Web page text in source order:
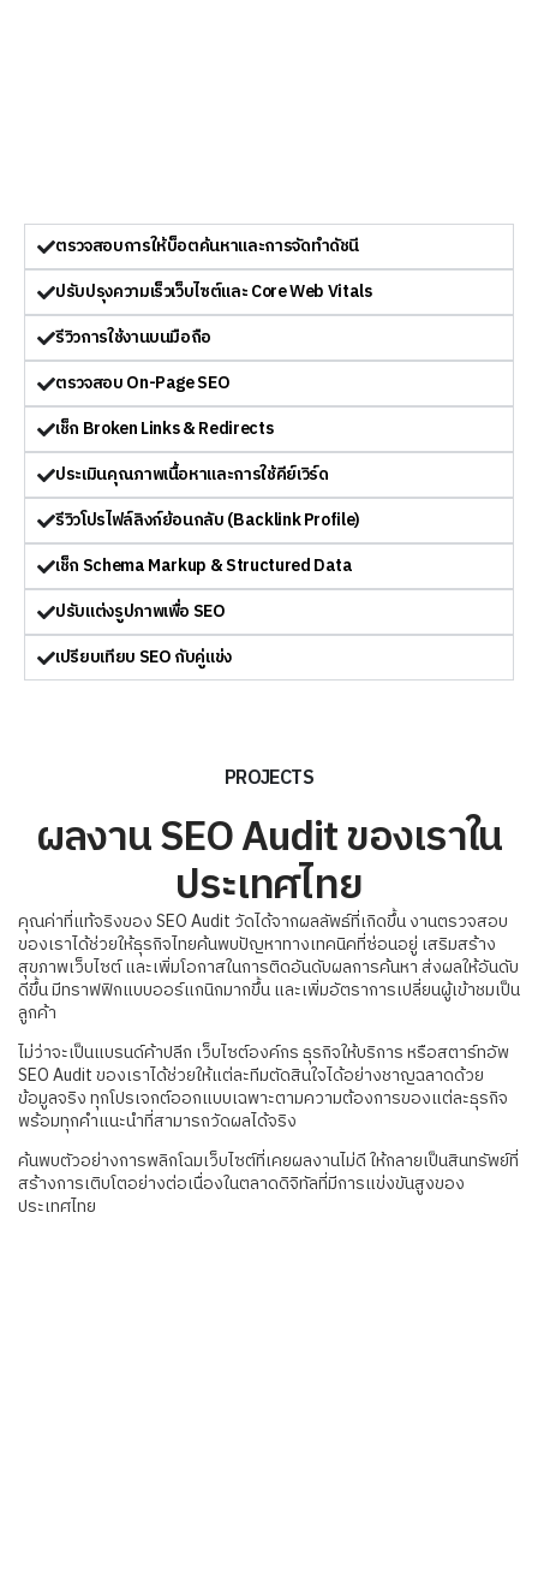
ตรวจสอบการให้บ็อตค้นหาและการจัดทำดัชนี
ปรับปรุงความเร็วเว็บไซต์และ Core Web Vitals
รีวิวการใช้งานบนมือถือ
ตรวจสอบ On-Page SEO
เช็ก Broken Links & Redirects
ประเมินคุณภาพเนื้อหาและการใช้คีย์เวิร์ด
รีวิวโปรไฟล์ลิงก์ย้อนกลับ (Backlink Profile)
เช็ก Schema Markup & Structured Data
ปรับแต่งรูปภาพเพื่อ SEO
เปรียบเทียบ SEO กับคู่แข่ง
PROJECTS
ผลงาน SEO Audit ของเราใน
ประเทศไทย
คุณค่าที่แท้จริงของ SEO Audit วัดได้จากผลลัพธ์ที่เกิดขึ้น งานตรวจสอบ
ของเราได้ช่วยให้ธุรกิจไทยค้นพบปัญหาทางเทคนิคที่ซ่อนอยู่ เสริมสร้าง
สุขภาพเว็บไซต์ และเพิ่มโอกาสในการติดอันดับผลการค้นหา ส่งผลให้อันดับ
ดีขึ้น มีทราฟฟิกแบบออร์แกนิกมากขึ้น และเพิ่มอัตราการเปลี่ยนผู้เข้าชมเป็น
ลูกค้า
ไม่ว่าจะเป็นแบรนด์ค้าปลีก เว็บไซต์องค์กร ธุรกิจให้บริการ หรือสตาร์ทอัพ
SEO Audit ของเราได้ช่วยให้แต่ละทีมตัดสินใจได้อย่างชาญฉลาดด้วย
ข้อมูลจริง ทุกโปรเจกต์ออกแบบเฉพาะตามความต้องการของแต่ละธุรกิจ
พร้อมทุกคำแนะนำที่สามารถวัดผลได้จริง
ค้นพบตัวอย่างการพลิกโฉมเว็บไซต์ที่เคยผลงานไม่ดี ให้กลายเป็นสินทรัพย์ที่
สร้างการเติบโตอย่างต่อเนื่องในตลาดดิจิทัลที่มีการแข่งขันสูงของ
ประเทศไทย